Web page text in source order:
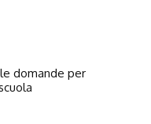
domande per